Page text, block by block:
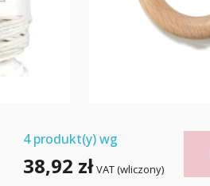
4produkt(y) wg
38,92 zł VAT (wliczony)